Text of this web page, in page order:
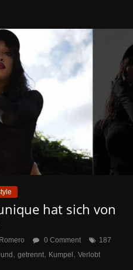
hat sich von
0 Comment
187
, getrennt, Kumpel , Verlobt